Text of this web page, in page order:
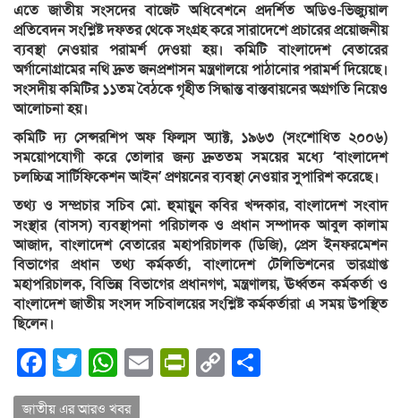
এতে জাতীয় সংসদের বাজেট অধিবেশনে প্রদর্শিত অডিও-ভিজ্যুয়াল
প্রতিবেদন সংশ্লিষ্ট দফতর থেকে সংগ্রহ করে সারাদেশে প্রচারের প্রয়োজনীয়
ব্যবস্থা নেওয়ার পরামর্শ দেওয়া হয়। কমিটি বাংলাদেশ বেতারের
অর্গানোগ্রামের নথি দ্রুত জনপ্রশাসন মন্ত্রণালয়ে পাঠানোর পরামর্শ দিয়েছে।
সংসদীয় কমিটির ১১তম বৈঠকে গৃহীত সিদ্ধান্ত বাস্তবায়নের অগ্রগতি নিয়েও
আলোচনা হয়।
কমিটি দ্য সেন্সরশিপ অফ ফিল্মস অ্যাক্ট, ১৯৬৩ (সংশোধিত ২০০৬)
সময়োপযোগী করে তোলার জন্য দ্রুততম সময়ের মধ্যে ‘বাংলাদেশ
চলচ্চিত্র সার্টিফিকেশন আইন’ প্রণয়নের ব্যবস্থা নেওয়ার সুপারিশ করেছে।
তথ্য ও সম্প্রচার সচিব মো. হুমায়ুুন কবির খন্দকার, বাংলাদেশ সংবাদ
সংস্থার (বাসস) ব্যবস্থাপনা পরিচালক ও প্রধান সম্পাদক আবুল কালাম
আজাদ, বাংলাদেশ বেতারের মহাপরিচালক (ডিজি), প্রেস ইনফরমেশন
বিভাগের প্রধান তথ্য কর্মকর্তা, বাংলাদেশ টেলিভিশনের ভারগ্রাপ্ত
মহাপরিচালক, বিভিন্ন বিভাগের প্রধানগণ, মন্ত্রণালয়, ঊর্ধ্বতন কর্মকর্তা ও
বাংলাদেশ জাতীয় সংসদ সচিবালয়ের সংশ্লিষ্ট কর্মকর্তারা এ সময় উপস্থিত
ছিলেন।
Facebook
Twitter
WhatsApp
EmailPrintFriendly
Copy
জাতীয় এর আরও খবর